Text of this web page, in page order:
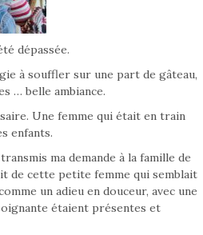
dépassée.
à souffler sur une part de gâteau,
… belle ambiance.
Une femme qui était en train
enfants.
ma demande à la famille de
de cette petite femme qui semblait
un adieu en douceur, avec une
étaient présentes et